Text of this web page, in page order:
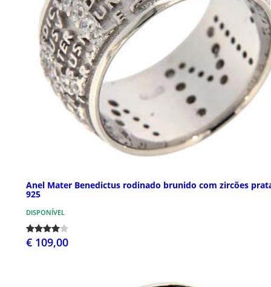
Anel Mater Benedictus rodinado brunido com zircões
925
DISPONÍVEL
€ 109,00